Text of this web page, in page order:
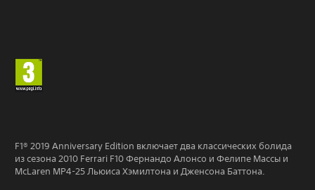
F1® 2019 Anniversary Edition включает два классических болида
из сезона 2010 Ferrari F10 Фернандо Алонсо и Фелипе Массы и
McLaren MP4-25 Льюиса Хэмилтона и Дженсона Баттона.